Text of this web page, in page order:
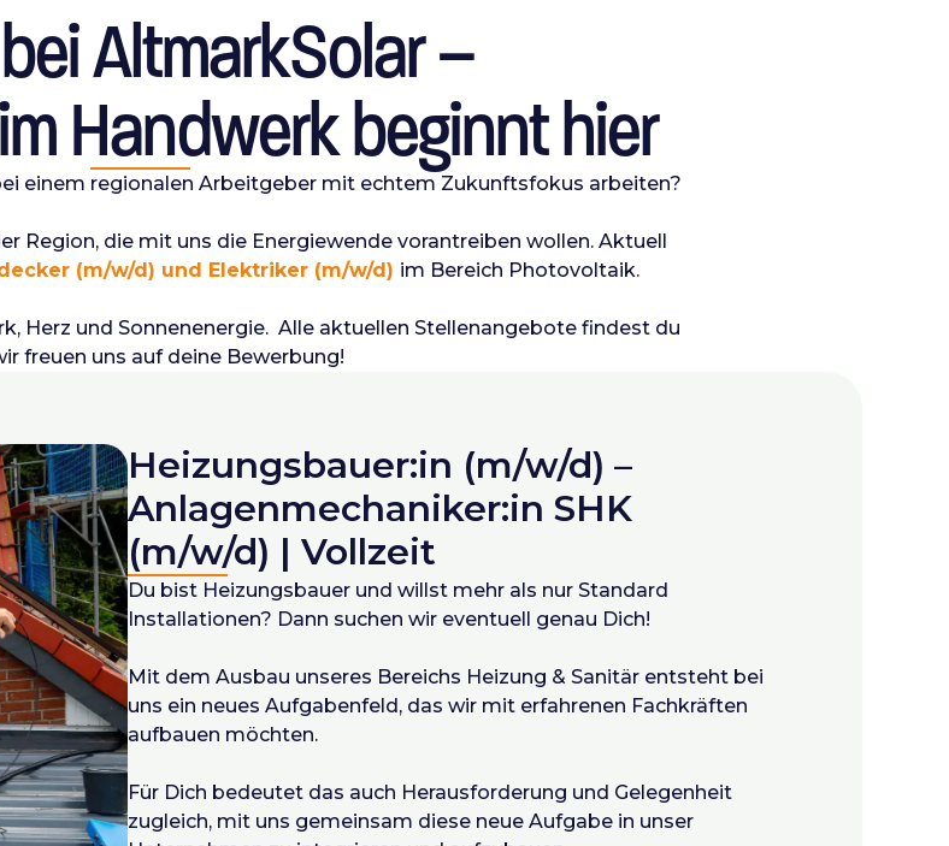
AltmarkSolar –
Handwerk beginnt hier
einem regionalen Arbeitgeber mit echtem Zukunftsfokus arbeiten?
Region, die mit uns die Energiewende vorantreiben wollen. Aktuell
(m/w/d) und Elektriker (m/w/d) im Bereich Photovoltaik.
Herz und Sonnenenergie. Alle aktuellen Stellenangebote findest du
freuen uns auf deine Bewerbung!
Heizungsbauer:in (m/w/d) –
Anlagenmechaniker:in SHK
(m/w/d) | Vollzeit
Du bist Heizungsbauer und willst mehr als nur Standard
Installationen? Dann suchen wir eventuell genau Dich!
Mit dem Ausbau unseres Bereichs Heizung & Sanitär entsteht bei
uns ein neues Aufgabenfeld, das wir mit erfahrenen Fachkräften
aufbauen möchten.
Für Dich bedeutet das auch Herausforderung und Gelegenheit
zugleich, mit uns gemeinsam diese neue Aufgabe in unser